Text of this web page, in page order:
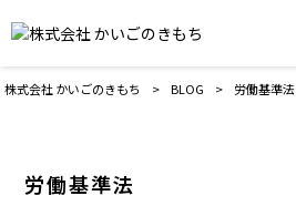
株式会社 かいごのきもち > BLOG > 労働基準法
労働基準法